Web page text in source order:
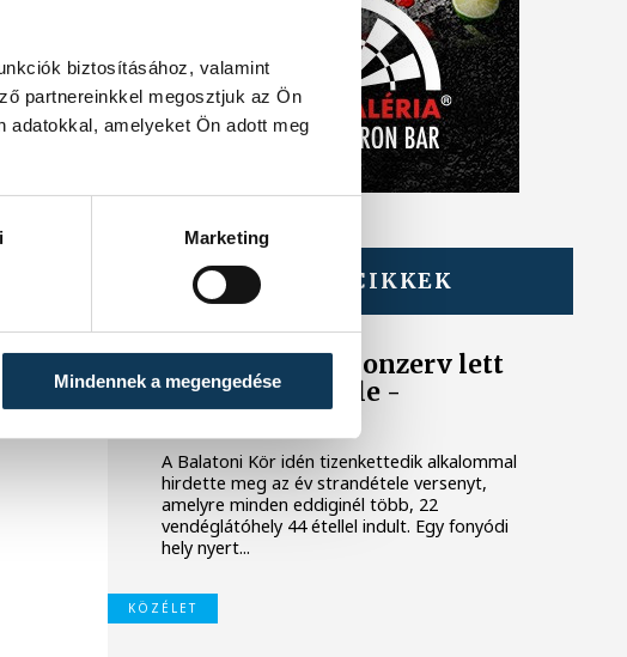
biztosításához, valamint
partnereinkkel megosztjuk az Ön
adatokkal, amelyeket Ön adott meg
Marketing
Mindennek a megengedése
TOVÁBBI CIKKEK
BALATON
Egy furcsa halkonzerv lett
az Év Strandétele -
A Balatoni Kör idén tizenkettedik alkalommal
hirdette meg az év strandétele versenyt,
amelyre minden eddiginél több, 22
vendéglátóhely 44 étellel indult. Egy fonyódi
hely nyert...
KÖZÉLET